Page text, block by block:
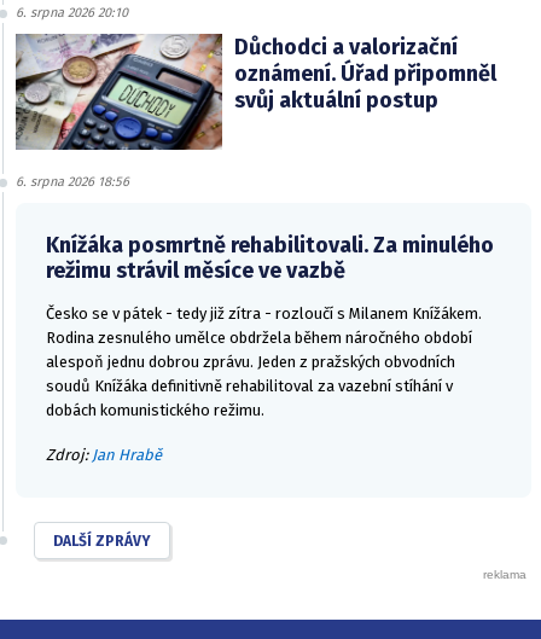
6. srpna 2026 20:10
Důchodci a valorizační
oznámení. Úřad připomněl
svůj aktuální postup
6. srpna 2026 18:56
Knížáka posmrtně rehabilitovali. Za minulého
režimu strávil měsíce ve vazbě
Česko se v pátek - tedy již zítra - rozloučí s Milanem Knížákem.
Rodina zesnulého umělce obdržela během náročného období
alespoň jednu dobrou zprávu. Jeden z pražských obvodních
soudů Knížáka definitivně rehabilitoval za vazební stíhání v
dobách komunistického režimu.
Zdroj: Jan Hrabě
DALŠÍ ZPRÁVY